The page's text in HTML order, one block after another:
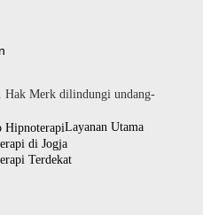
. Hak Merk dilindungi undang-
Layanan Utama
di Jogja
Terdekat